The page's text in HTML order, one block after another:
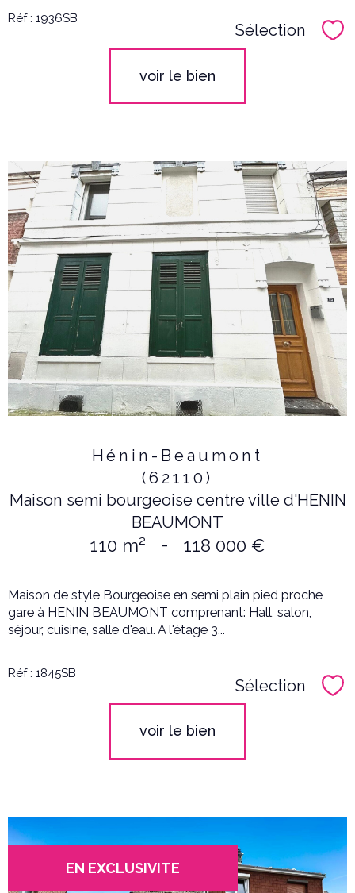
Réf : 1936SB
Sélection
voir le bien
Hénin-Beaumont
(62110)
Maison semi bourgeoise centre ville d'HENIN
BEAUMONT
110 m² - 118 000 €
Maison de style Bourgeoise en semi plain pied proche
gare à HENIN BEAUMONT comprenant: Hall, salon,
séjour, cuisine, salle d'eau. A l'étage 3...
Réf : 1845SB
Sélection
voir le bien
EN EXCLUSIVITE